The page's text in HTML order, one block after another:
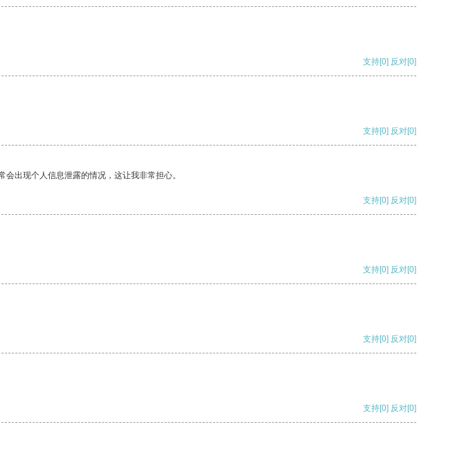
支持[0] 反对[0]
支持[0] 反对[0]
出现个人信息泄露的情况，这让我非常担心。
支持[0] 反对[0]
支持[0] 反对[0]
支持[0] 反对[0]
支持[0] 反对[0]